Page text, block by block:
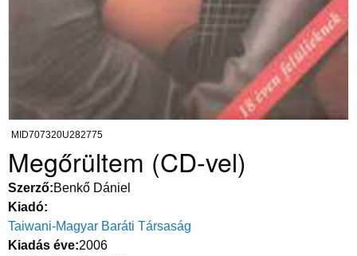
MID707320U282775
Megőrültem (CD-vel)
Szerző Benkő Dániel
Kiadó
Taiwani-Magyar Baráti Társaság
Kiadás éve 2006